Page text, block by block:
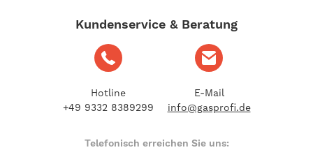
Kundenservice & Beratung
Hotline
+49 9332 8389299
E-Mail
info@gasprofi.de
Telefonisch erreichen Sie uns: